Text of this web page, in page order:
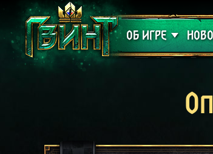
ОБ ИГРЕ
Поддержка